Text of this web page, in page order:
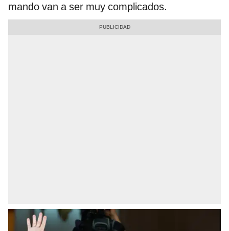
mando van a ser muy complicados.